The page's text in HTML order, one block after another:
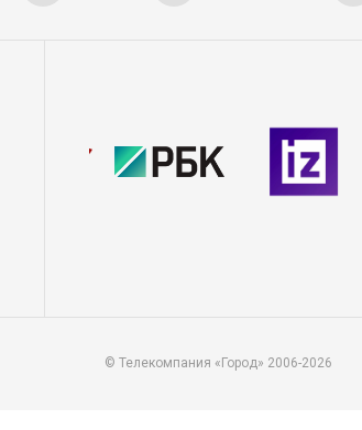
© Телекомпания «Город» 2006-2026